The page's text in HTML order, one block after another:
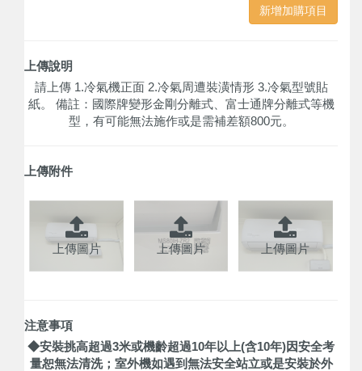
新增加購項目
上傳說明
請上傳 1.冷氣機正面 2.冷氣周遭裝潢情形 3.冷氣型號貼
紙。 備註：國際牌變形金剛分離式、富士通牌分離式等機
型，有可能無法施作或是需補差額800元。
上傳附件
上傳圖片 上傳圖片 上傳圖片
注意事項
◆安裝挑高超過3米或機齡超過10年以上(含10年)因安全考
量恕無法清洗；室外機如遇到無法安全站立或是安裝於外